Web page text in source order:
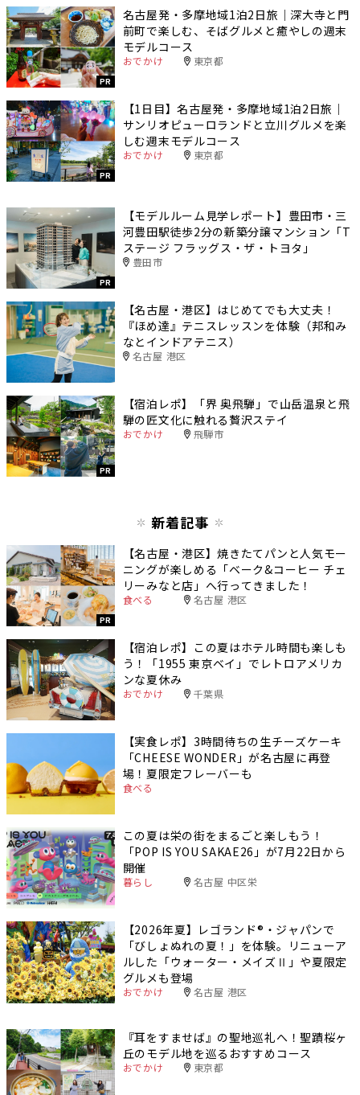
PR
名古屋発・多摩地域1泊2日旅｜深大寺と門
前町で楽しむ、そばグルメと癒やしの週末
モデルコース
おでかけ 東京都
PR
【1日目】名古屋発・多摩地域1泊2日旅｜
サンリオピューロランドと立川グルメを楽
しむ週末モデルコース
おでかけ 東京都
PR
【モデルルーム見学レポート】豊田市・三
河豊田駅徒歩2分の新築分譲マンション「T
ステージ フラッグス・ザ・トヨタ」
豊田市
【名古屋・港区】はじめてでも大丈夫！
『ほめ達』テニスレッスンを体験（邦和み
なとインドアテニス）
名古屋 港区
PR
【宿泊レポ】「界 奥飛騨」で山岳温泉と飛
騨の匠文化に触れる贅沢ステイ
おでかけ 飛騨市
新着記事
PR
【名古屋・港区】焼きたてパンと人気モー
ニングが楽しめる「ベーク&コーヒー チェ
リーみなと店」へ行ってきました！
食べる 名古屋 港区
【宿泊レポ】この夏はホテル時間も楽しも
う！「1955 東京ベイ」でレトロアメリカ
ンな夏休み
おでかけ 千葉県
【実食レポ】3時間待ちの生チーズケーキ
「CHEESE WONDER」が名古屋に再登
場！夏限定フレーバーも
食べる
この夏は栄の街をまるごと楽しもう！
「POP IS YOU SAKAE26」が7月22日から
開催
暮らし 名古屋 中区栄
【2026年夏】レゴランド®・ジャパンで
「びしょぬれの夏！」を体験。リニューア
ルした「ウォーター・メイズⅡ」や夏限定
グルメも登場
おでかけ 名古屋 港区
『耳をすませば』の聖地巡礼へ！聖蹟桜ヶ
丘のモデル地を巡るおすすめコース
おでかけ 東京都